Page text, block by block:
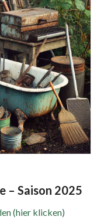
– Saison 2025
(hier klicken)